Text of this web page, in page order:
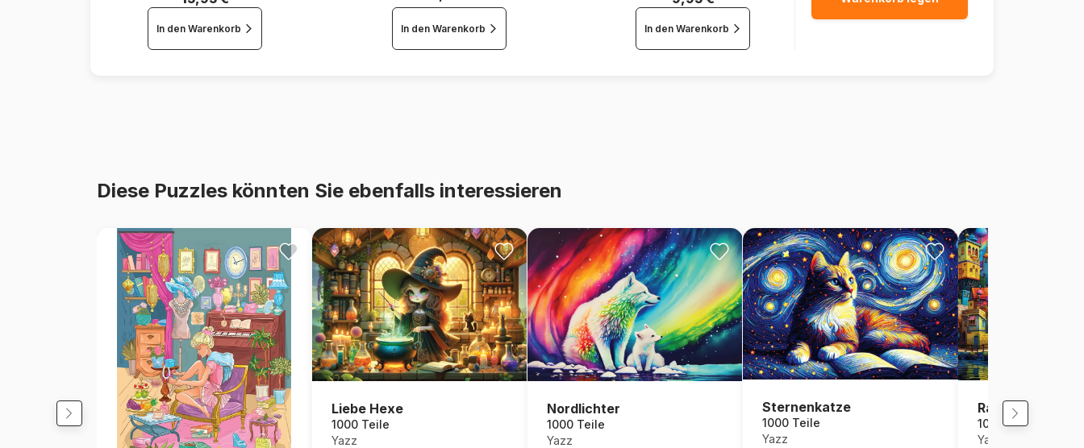
In den Warenkorb In den Warenkorb In den Warenkorb
Diese Puzzles könnten Sie ebenfalls interessieren
Liebe Hexe
1000 Teile
Yazz
Nordlichter
1000 Teile
Yazz
Sternenkatze
1000 Teile
Yazz
Rainbow City
1000 Teile
Yazz